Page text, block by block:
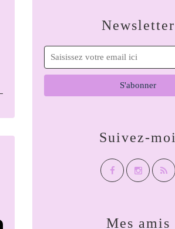
Newsletter
Suivez-moi
Mes amis